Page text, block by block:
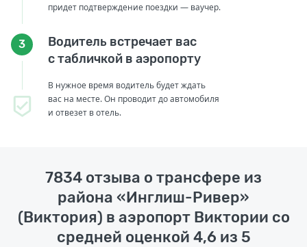
придет подтверждение поездки — ваучер.
3
Водитель встречает вас
с табличкой в аэропорту
В нужное время водитель будет ждать
вас на месте. Он проводит до автомобиля
и отвезет в отель.
7834 отзыва о трансфере из
района «Инглиш-Ривер»
(Виктория) в аэропорт Виктории со
средней оценкой 4,6 из 5